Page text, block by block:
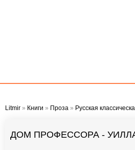
Litmir » Книги » Проза » Русская
ДОМ ПРОФЕССОРА -